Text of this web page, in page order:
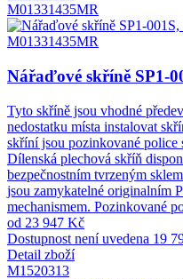
M01331435MR
M01331435MR
Nářaďové skříně SP1-
Tyto skříně jsou vhodné
nedostatku místa instalovat
skříní jsou pozinkované police
Dílenská plechová skříň
bezpečnostním tvrzeným
jsou zamykatelné originalním
mechanismem. Pozinkované
od 23 947 Kč
Dostupnost není uvedena 19
Detail zboží
M1520313